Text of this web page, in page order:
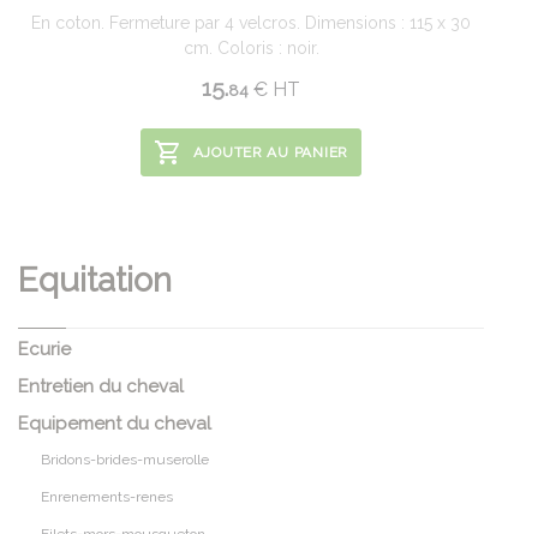
En coton. Fermeture par 4 velcros. Dimensions : 115 x 30
cm. Coloris : noir.
15.84 € HT
AJOUTER AU PANIER
Equitation
Ecurie
Entretien du cheval
Equipement du cheval
Bridons-brides-muserolle
Enrenements-renes